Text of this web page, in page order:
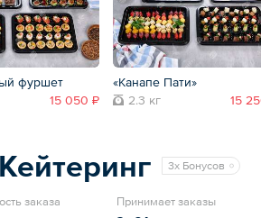
фуршет
15 050 ₽
«Канапе Пати»
2.3 кг
15
3x Бонусов
заказа Принимает заказы